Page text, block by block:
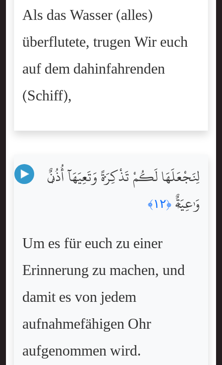
Als das Wasser (alles)
überflutete, trugen Wir euch
auf dem dahinfahrenden
(Schiff),
لِنَجْعَلَهَا لَكُمْ تَذْكِرَةًۭ وَتَعِيَهَآ أُذُنٌۭ
وَٰعِيَةٌۭ ﴿١٢﴾
Um es für euch zu einer
Erinnerung zu machen, und
damit es von jedem
aufnahmefähigen Ohr
aufgenommen wird.